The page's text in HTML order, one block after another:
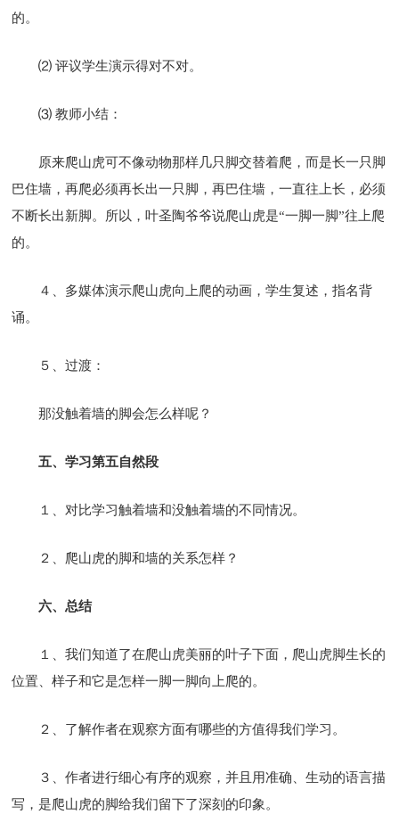
的。
⑵ 评议学生演示得对不对。
⑶ 教师小结：
原来爬山虎可不像动物那样几只脚交替着爬，而是长一只脚
巴住墙，再爬必须再长出一只脚，再巴住墙，一直往上长，必须
不断长出新脚。所以，叶圣陶爷爷说爬山虎是“一脚一脚”往上爬
的。
４、多媒体演示爬山虎向上爬的动画，学生复述，指名背
诵。
５、过渡：
那没触着墙的脚会怎么样呢？
五、学习第五自然段
１、对比学习触着墙和没触着墙的不同情况。
２、爬山虎的脚和墙的关系怎样？
六、总结
１、我们知道了在爬山虎美丽的叶子下面，爬山虎脚生长的
位置、样子和它是怎样一脚一脚向上爬的。
２、了解作者在观察方面有哪些的方值得我们学习。
３、作者进行细心有序的观察，并且用准确、生动的语言描
写，是爬山虎的脚给我们留下了深刻的印象。